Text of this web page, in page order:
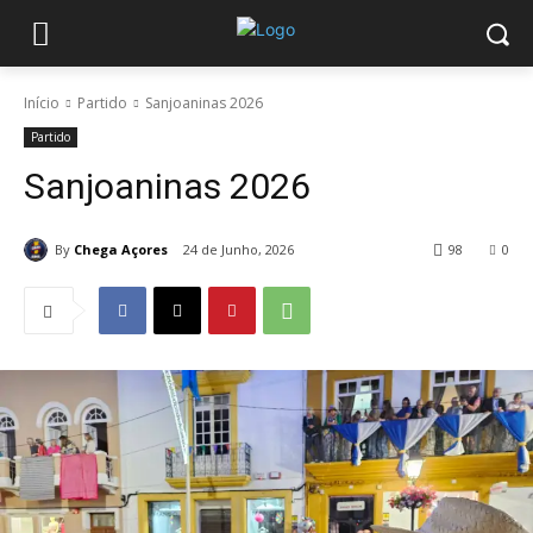
Início Partido Sanjoaninas 2026
Partido
Sanjoaninas 2026
By Chega Açores 24 de Junho, 2026 0
98